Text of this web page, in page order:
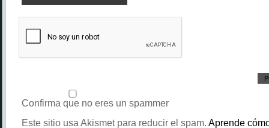
Confirma que no eres un spammer
Este sitio usa Akismet para reducir el spam. Aprende